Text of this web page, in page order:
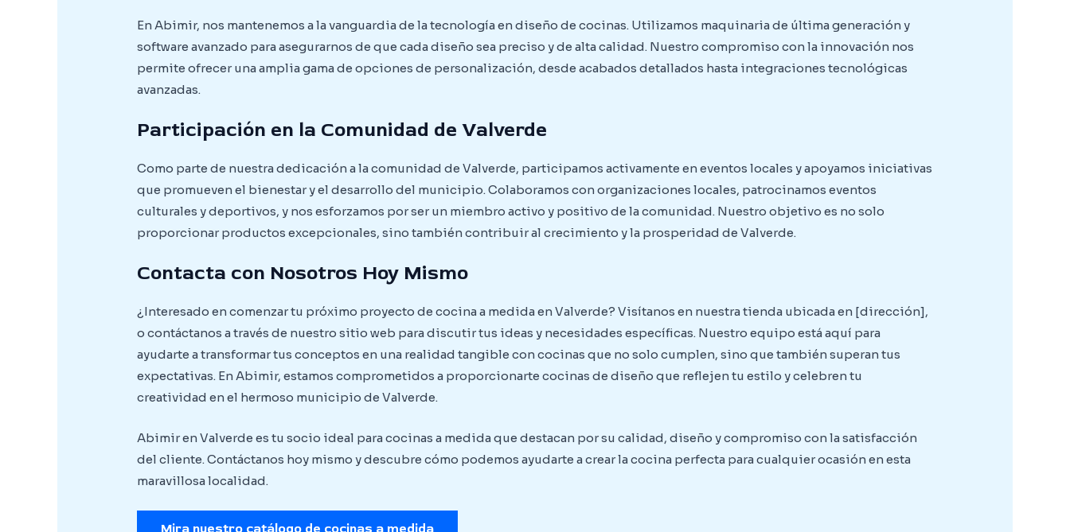
En Abimir, nos mantenemos a la vanguardia de la tecnología en diseño de cocinas. Utilizamos maquinaria de última generación y
software avanzado para asegurarnos de que cada diseño sea preciso y de alta calidad. Nuestro compromiso con la innovación nos
permite ofrecer una amplia gama de opciones de personalización, desde acabados detallados hasta integraciones tecnológicas
avanzadas.
Participación en la Comunidad de Valverde
Como parte de nuestra dedicación a la comunidad de Valverde, participamos activamente en eventos locales y apoyamos iniciativas
que promueven el bienestar y el desarrollo del municipio. Colaboramos con organizaciones locales, patrocinamos eventos
culturales y deportivos, y nos esforzamos por ser un miembro activo y positivo de la comunidad. Nuestro objetivo es no solo
proporcionar productos excepcionales, sino también contribuir al crecimiento y la prosperidad de Valverde.
Contacta con Nosotros Hoy Mismo
¿Interesado en comenzar tu próximo proyecto de cocina a medida en Valverde? Visítanos en nuestra tienda ubicada en [dirección],
o contáctanos a través de nuestro sitio web para discutir tus ideas y necesidades específicas. Nuestro equipo está aquí para
ayudarte a transformar tus conceptos en una realidad tangible con cocinas que no solo cumplen, sino que también superan tus
expectativas. En Abimir, estamos comprometidos a proporcionarte cocinas de diseño que reflejen tu estilo y celebren tu
creatividad en el hermoso municipio de Valverde.
Abimir en Valverde es tu socio ideal para cocinas a medida que destacan por su calidad, diseño y compromiso con la satisfacción
del cliente. Contáctanos hoy mismo y descubre cómo podemos ayudarte a crear la cocina perfecta para cualquier ocasión en esta
maravillosa localidad.